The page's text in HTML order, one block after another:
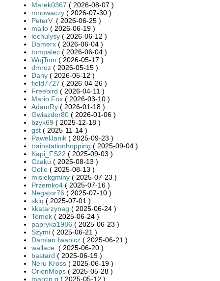
Marek0367 ( 2026-08-07 )
mnowaczy ( 2026-07-30 )
PeterV. ( 2026-06-25 )
majlo ( 2026-06-19 )
lechulysy ( 2026-06-12 )
Damerx ( 2026-06-04 )
tompalec ( 2026-06-04 )
WujTom ( 2026-05-17 )
dmroz ( 2026-05-15 )
Dany ( 2026-05-12 )
field7727 ( 2026-04-26 )
Freebird ( 2026-04-11 )
Mario Fox ( 2026-03-10 )
AdamRy ( 2026-01-18 )
Gwiazdor80 ( 2026-01-06 )
bzyk69 ( 2025-12-18 )
gst ( 2025-11-14 )
PawelJanik ( 2025-09-23 )
trainstationhopping ( 2025-09-04 )
Kapi_FS22 ( 2025-09-03 )
Czaku ( 2025-08-13 )
Oolie ( 2025-08-13 )
misiekgminy ( 2025-07-23 )
Przemko4 ( 2025-07-16 )
Negator76 ( 2025-07-10 )
skiq ( 2025-07-01 )
kkatarzynag ( 2025-06-24 )
Tomek ( 2025-06-24 )
papryka1986 ( 2025-06-23 )
Szymi ( 2025-06-21 )
Damian Iwanicz ( 2025-06-21 )
wallace. ( 2025-06-20 )
bastard ( 2025-06-19 )
Neru Kross ( 2025-06-19 )
OrionMops ( 2025-05-28 )
marcin.g ( 2025-05-12 )